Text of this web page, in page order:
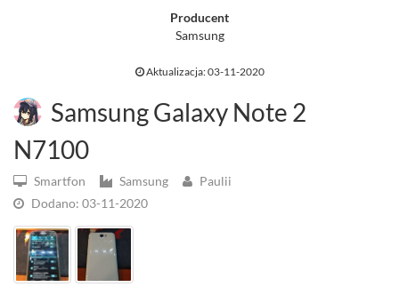
Producent
Samsung
Aktualizacja: 03-11-2020
Samsung Galaxy Note 2
N7100
Smartfon Samsung
Paulii
Dodano: 03-11-2020